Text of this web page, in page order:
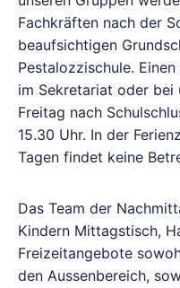
Fachkräften nach der
beaufsichtigen
Pestalozzischule.
im Sekretariat oder bei
Freitag nach
15.30 Uhr. In der
Tagen findet keine
Das Team der
Kindern Mittagstisch,
Freizeitangebote
den Aussenbereich,